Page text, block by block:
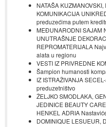
NATAŠA
KOMUNIKACIJA
preduzećima putem
MEĐUNARODNI SAJAM
UNUTRAŠNJE
REPROMATERIJALA
alata u regionu
VESTI IZ PRIVREDNE
Šampion humanosti
IZ ISTRAŽIVANJA
preduzetništvo
ŽELJKO SMODLAKA,
JEDINICE BEAUTY
HENKEL ADRIA
DOMINIQUE LESUEUR,